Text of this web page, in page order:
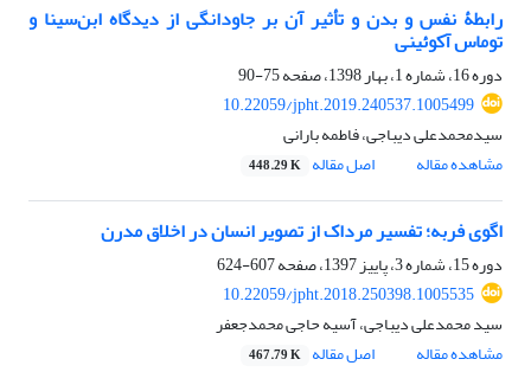
رابطۀ نفس و بدن و تأثیر آن بر جاودانگی از دیدگاه ابن‌سینا و
توماس آکوئینی
دوره 16، شماره 1، بهار 1398، صفحه
75-90
10.22059/jpht.2019.240537.1005499
سیدمحمدعلی دیباجی، فاطمه بارانی
مشاهده مقاله
اصل مقاله 448.29 K
اگوی فربه؛ تفسیر مرداک از تصویر انسان در اخلاق مدرن
دوره 15، شماره 3، پاییز 1397، صفحه
607-624
10.22059/jpht.2018.250398.1005535
سید محمدعلی دیباجی، آسیه حاجی محمدجعفر
مشاهده مقاله
اصل مقاله 467.79 K